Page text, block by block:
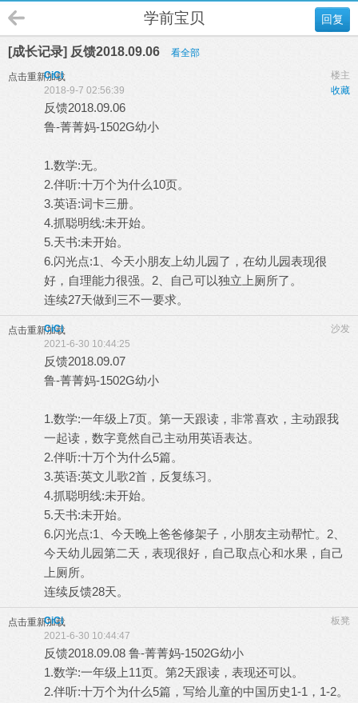
回复
学前宝贝
[成长记录] 反馈2018.09.06 看全部
点击重新加载 楼主
CiCi
收藏
2018-9-7 02:56:39
反馈2018.09.06
鲁-菁菁妈-1502G幼小
1.数学:无。
2.伴听:十万个为什么10页。
3.英语:词卡三册。
4.抓聪明线:未开始。
5.天书:未开始。
6.闪光点:1、今天小朋友上幼儿园了，在幼儿园表现很
好，自理能力很强。2、自己可以独立上厕所了。
连续27天做到三不一要求。
点击重新加载 沙发
CiCi
2021-6-30 10:44:25
反馈2018.09.07
鲁-菁菁妈-1502G幼小
1.数学:一年级上7页。第一天跟读，非常喜欢，主动跟我
一起读，数字竟然自己主动用英语表达。
2.伴听:十万个为什么5篇。
3.英语:英文儿歌2首，反复练习。
4.抓聪明线:未开始。
5.天书:未开始。
6.闪光点:1、今天晚上爸爸修架子，小朋友主动帮忙。2、
今天幼儿园第二天，表现很好，自己取点心和水果，自己
上厕所。
连续反馈28天。
点击重新加载 板凳
CiCi
2021-6-30 10:44:47
反馈2018.09.08 鲁-菁菁妈-1502G幼小
1.数学:一年级上11页。第2天跟读，表现还可以。
2.伴听:十万个为什么5篇，写给儿童的中国历史1-1，1-2。